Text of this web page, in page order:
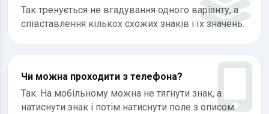
Так тренується не вгадування одного варіанту, а
співставлення кількох схожих знаків і їх значень.
Чи можна проходити з телефона?
Так. На мобільному можна не тягнути знак, а
натиснути знак і потім натиснути поле з описом.